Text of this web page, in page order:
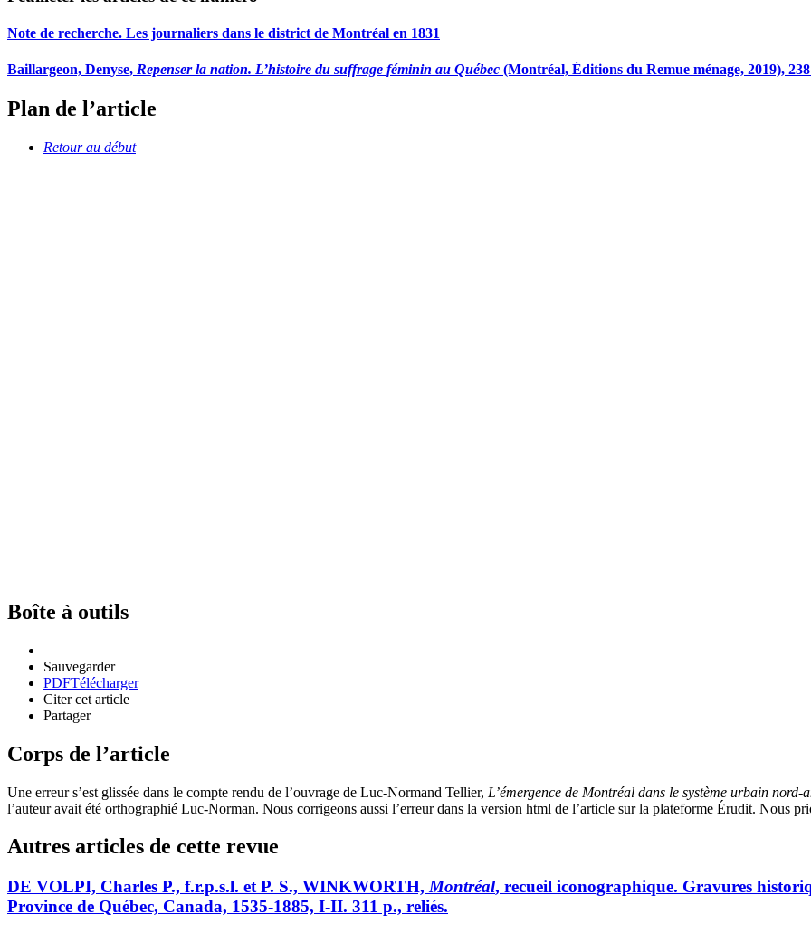
Note de recherche. Les journaliers dans le district de Montréal en 1831
Baillargeon, Denyse, Repenser la nation. L’histoire du suffrage féminin au Québec (Montréal, Éditions du Remue ménage, 2019),
Plan de l’article
Retour au début
Boîte à outils
Sauvegarder
PDFTélécharger
Citer cet article
Partager
Corps de l’article
Une erreur s’est glissée dans le compte rendu de l’ouvrage de Luc-Normand Tellier, L’émergence de Montréal dans le système urbain
l’auteur avait été orthographié Luc-Norman. Nous corrigeons aussi l’erreur dans la version html de l’article sur la plateforme Érudit. Nous
Autres articles de cette revue
DE VOLPI, Charles P., f.r.p.s.l. et P. S., WINKWORTH,Montréal, recueil iconographique. Gravures
Province de Québec, Canada, 1535-1885, I-II. 311 p., reliés.